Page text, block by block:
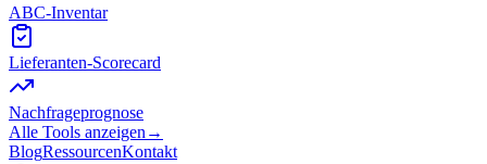
ABC-Inventar
Lieferanten-Scorecard
Nachfrageprognose
Alle Tools anzeigen →
BlogRessourcenKontakt